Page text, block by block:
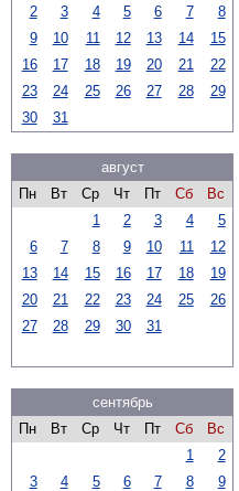
2
3 4 5 6 7
8
9
10 11 12 13 14
15
16
17 18 19 20 21
22
23
24 25 26 27 28
29
30
31
август
Пн
Вт Ср Чт Пт Сб
Вс
1
2 3 4
5
6
7 8 9 10 11
12
13
14 15 16 17 18
19
20
21 22 23 24 25
26
27
28 29 30 31
сентябрь
Пн
Вт Ср Чт Пт Сб
Вс
1
2
3
4 5 6 7 8
9